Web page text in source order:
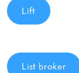
Lift
List broker